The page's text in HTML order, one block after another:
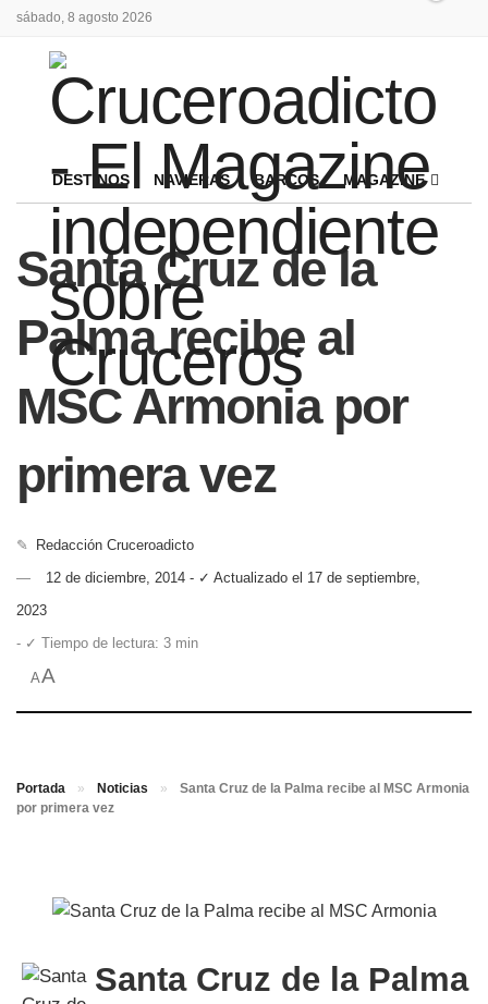
sábado, 8 agosto 2026
DESTINOS NAVIERAS BARCOS MAGAZINE
Santa Cruz de la
Palma recibe al
MSC Armonia por
primera vez
✎
Redacción Cruceroadicto
12 de diciembre, 2014 - ✓ Actualizado el 17 de septiembre,
2023
- ✓ Tiempo de lectura: 3 min
AA
Portada » Noticias »
Santa Cruz de la Palma recibe al MSC Armonia
por primera vez
Santa Cruz de la Palma